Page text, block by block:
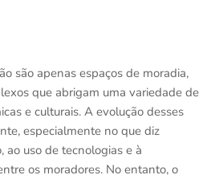
são apenas espaços de moradia,
que abrigam uma variedade de
e culturais. A evolução desses
especialmente no que diz
ao uso de tecnologias e à
os moradores. No entanto, o